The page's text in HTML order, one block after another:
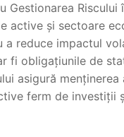
Gestionarea
active și sectoare
a reduce impactul
fi obligațiunile de
asigură
ferm de investiții